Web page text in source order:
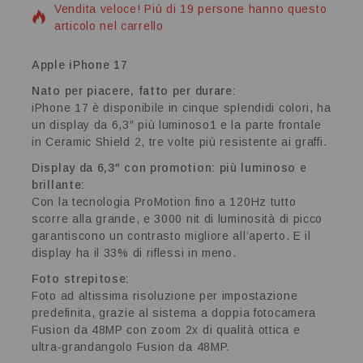
Vendita veloce! Più di 19 persone hanno questo
articolo nel carrello
Apple iPhone 17
Nato per piacere, fatto per durare:
iPhone 17 è disponibile in cinque splendidi colori, ha
un display da 6,3″ più luminoso1 e la parte frontale
in Ceramic Shield 2, tre volte più resistente ai graffi.
Display da 6,3″ con promotion: più luminoso e
brillante:
Con la tecnologia ProMotion fino a 120Hz tutto
scorre alla grande, e 3000 nit di luminosità di picco
garantiscono un contrasto migliore all’aperto. E il
display ha il 33% di riflessi in meno.
Foto strepitose:
Foto ad altissima risoluzione per impostazione
predefinita, grazie al sistema a doppia fotocamera
Fusion da 48MP con zoom 2x di qualità ottica e
ultra-grandangolo Fusion da 48MP.